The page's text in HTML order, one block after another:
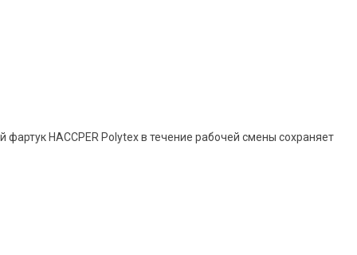
HACCPER Polytex в течение рабочей смены сохраняет